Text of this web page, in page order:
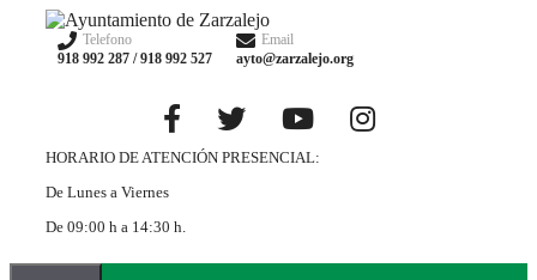
Saltar
contenido
Telefono
918 992 287 / 918 992 527
Email
ayto@zarzalejo.org
HORARIO DE ATENCIÓN PRESENCIAL:
De Lunes a Viernes
De 09:00 h a 14:30 h.